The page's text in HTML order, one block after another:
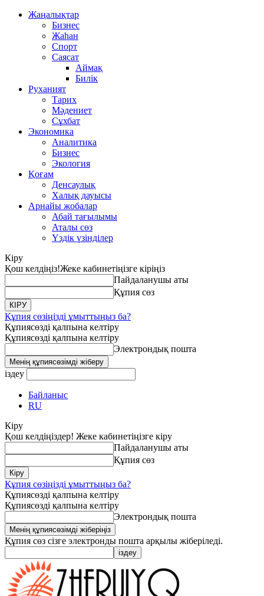
Жаңалықтар
Бизнес
Жаһан
Спорт
Саясат
Аймақ
Билік
Руханият
Тарих
Мәдениет
Сұхбат
Экономика
Аналитика
Бизнес
Экология
Қоғам
Денсаулық
Халық дауысы
Арнайы жобалар
Абай тағылымы
Аталы сөз
Үздік үзінділер
Кіру
Қош келдіңіз!Жеке кабинетіңізге кіріңіз
Пайдаланушы аты
Құпия сөз
Құпия сөзіңізді ұмыттыңыз ба?
Құпиясөзді қалпына келтіру
Құпиясөзді қалпына келтіру
Электрондық пошта
іздеу
Байланыс
RU
Кіру
Қош келдіңіздер! Жеке кабинетіңізге кіру
Пайдаланушы аты
Құпия сөз
Құпия сөзіңізді ұмыттыңыз ба?
Құпиясөзді қалпына келтіру
Құпиясөзді қалпына келтіру
Электрондық пошта
Құпия сөз сізге электронды пошта арқылы жіберіледі.